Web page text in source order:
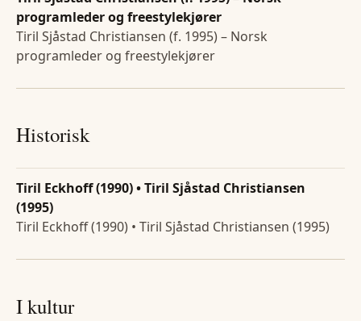
programleder og freestylekjører
Tiril Sjåstad Christiansen (f. 1995) – Norsk
programleder og freestylekjører
Historisk
Tiril Eckhoff (1990) • Tiril Sjåstad Christiansen
(1995)
Tiril Eckhoff (1990) • Tiril Sjåstad Christiansen (1995)
I kultur